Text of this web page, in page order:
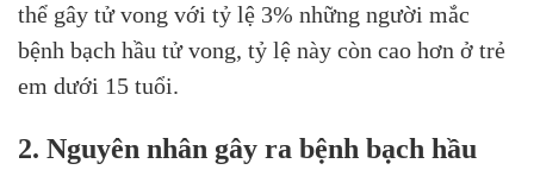
thể gây tử vong với tỷ lệ 3% những người mắc
bệnh bạch hầu tử vong, tỷ lệ này còn cao hơn ở trẻ
em dưới 15 tuổi.
2. Nguyên nhân gây ra bệnh bạch hầu